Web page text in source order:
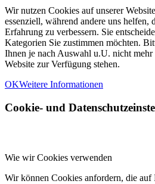
Wir nutzen Cookies auf unserer
essenziell, während andere uns helfen,
Erfahrung zu verbessern. Sie
Kategorien Sie zustimmen möchten.
Ihnen je nach Auswahl u.U. nicht
Website zur Verfügung stehen.
OKWeitere Informationen
Cookie- und
Wie wir Cookies verwenden
Wir können Cookies anfordern, die auf